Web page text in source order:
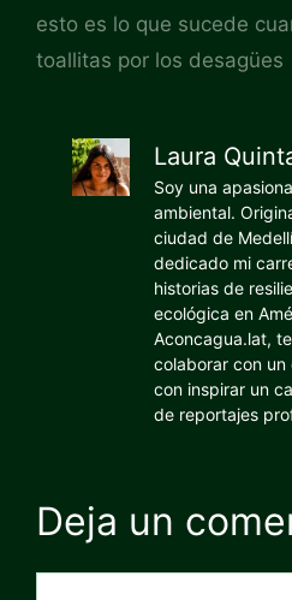
esto es lo que sucede
toallitas por los desagües
Laura
Soy una
ambiental.
ciudad de
dedicado mi
historias de
ecológica en
Aconcagua.lat,
colaborar con
con inspirar un
de reportajes
Deja un